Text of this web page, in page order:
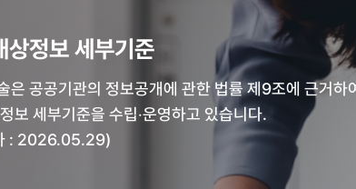
상정보 세부기준
은 공공기관의 정보공개에 관한 법률 제9조에 근거하
보 세부기준을 수립‧운영하고 있습니다.
: 2026.05.29)